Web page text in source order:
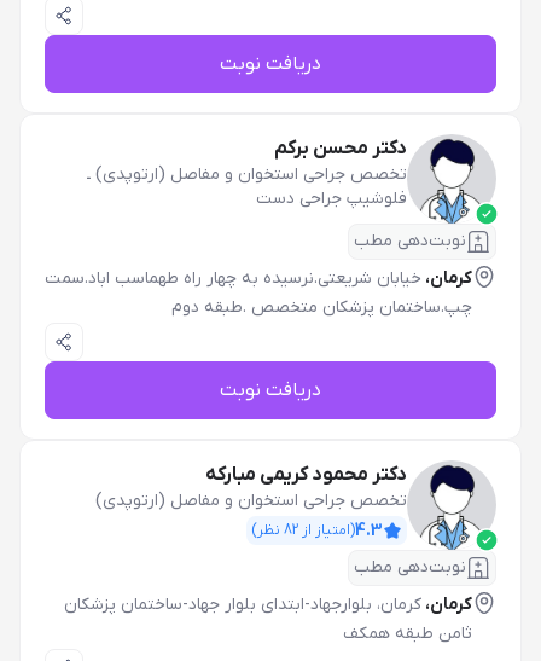
دریافت نوبت
دکتر محسن برکم
تخصص جراحی استخوان و مفاصل (ارتوپدی) ـ
فلوشیپ جراحی دست
نوبت‌دهی مطب
کرمان، خیابان شریعتی.نرسیده به چهار راه طهماسب اباد.سمت
چپ.ساختمان پزشکان متخصص .طبقه دوم
دریافت نوبت
دکتر محمود کریمی مبارکه
تخصص جراحی استخوان و مفاصل (ارتوپدی)
4.3(امتیاز از 82 نظر)
نوبت‌دهی مطب
کرمان، کرمان، بلوارجهاد-ابتدای بلوار جهاد-ساختمان پزشکان
ثامن طبقه همکف